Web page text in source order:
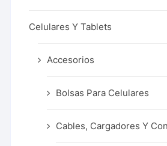
Celulares Y Tablets
Accesorios
Bolsas Para Celulares
Cables, Cargadores Y